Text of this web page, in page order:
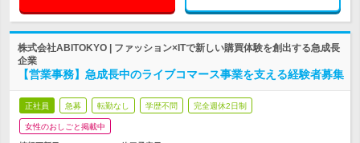
株式会社ABITOKYO | ファッション×ITで新しい購買体験を創出する急成長
企業
【営業事務】急成長中のライブコマース事業を支える経験者募集
正社員 急募 転勤なし 学歴不問 完全週休2日制
女性のおしごと掲載中